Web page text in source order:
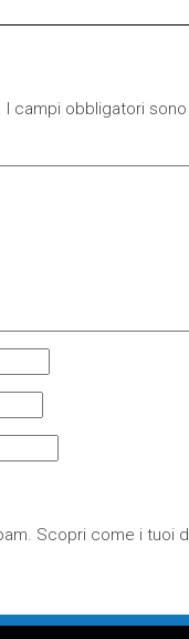
I campi obbligatori
Scopri come i tuoi